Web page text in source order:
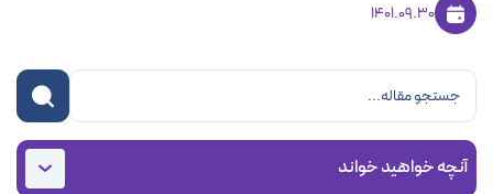
1401.09.30
آنچه خواهید خواند